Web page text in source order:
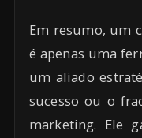
Em resumo, um
é apenas uma
um aliado
sucesso ou o
marketing. Ele